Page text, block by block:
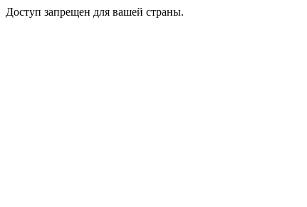
Доступ запрещен для вашей страны.